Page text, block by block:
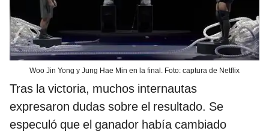
Woo Jin Yong y Jung Hae Min en la final. Foto: captura de Netflix
Tras la victoria, muchos internautas
expresaron dudas sobre el resultado. Se
especuló que el ganador había cambiado